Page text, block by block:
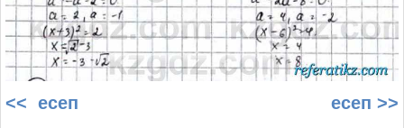
<< есеп есеп >>